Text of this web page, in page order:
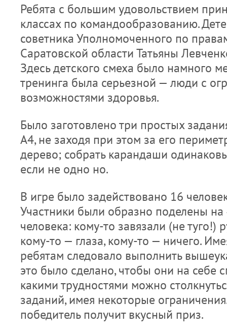
Ребята с большим удовольствием
классах по командообразованию.
советника Уполномоченного по
Саратовской области Татьяны
Здесь детского смеха было намного
тренинга была серьезной — люди с
возможностями здоровья.
Было заготовлено три простых
А4, не заходя при этом за его
дерево; собрать карандаши
если не одно но.
В игре было задействовано 16
Участники были образно поделены
человека: кому-то завязали (не туго!)
кому-то — глаза, кому-то — ничего.
ребятам следовало выполнить
это было сделано, чтобы они на себе
какими трудностями можно
заданий, имея некоторые
победитель получит вкусный приз.